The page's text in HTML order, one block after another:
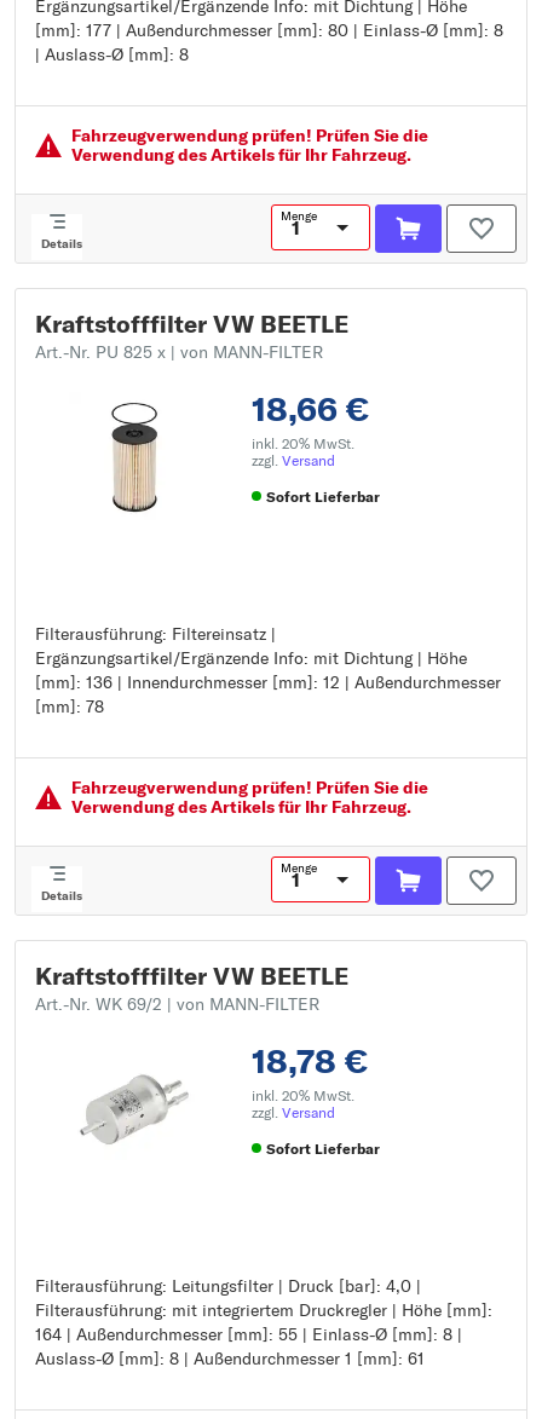
Ergänzungsartikel/Ergänzende Info: mit Dichtung | Höhe
[mm]: 177 | Außendurchmesser [mm]: 80 | Einlass-Ø [mm]: 8
| Auslass-Ø [mm]: 8
Ergänzungsartikel/Ergänzende Info: mit Dichtung
Höhe [mm]: 177
Außendurchmesser [mm]: 80
Auslass-Ø [mm]: 8
Fahrzeugver­wendung prüfen! Prüfen Sie die
Verwendung des Artikels für Ihr Fahrzeug.
Details
Menge
Kraftstofffilter VW BEETLE
Art.-Nr. PU 825 x | von MANN-FILTER
18,66 €
inkl. 20% MwSt.
zzgl. Versand
Sofort Lieferbar
Filterausführung: Filtereinsatz |
Ergänzungsartikel/Ergänzende Info: mit Dichtung | Höhe
[mm]: 136 | Innendurchmesser [mm]: 12 | Außendurchmesser
[mm]: 78
Filterausführung: Filtereinsatz
Ergänzungsartikel/Ergänzende Info: mit Dichtung
Höhe [mm]: 136
Innendurchmesser [mm]: 12
Fahrzeugver­wendung prüfen! Prüfen Sie die
Verwendung des Artikels für Ihr Fahrzeug.
Details
Menge
Kraftstofffilter VW BEETLE
Art.-Nr. WK 69/2 | von MANN-FILTER
18,78 €
inkl. 20% MwSt.
zzgl. Versand
Sofort Lieferbar
Filterausführung: Leitungsfilter | Druck [bar]: 4,0 |
Filterausführung: mit integriertem Druckregler | Höhe [mm]:
164 | Außendurchmesser [mm]: 55 | Einlass-Ø [mm]: 8 |
Auslass-Ø [mm]: 8 | Außendurchmesser 1 [mm]: 61
Filterausführung: Leitungsfilter
Druck [bar]: 4,0
Filterausführung: mit integriertem Druckregler
Höhe [mm]: 164
Einlass-Ø [mm]: 8